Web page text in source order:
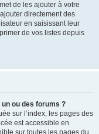
de les ajouter à votre
directement des
en saisissant leur
de vos listes depuis
ou des forums ?
sur l’index, les pages des
est accessible en
sur toutes les pages du